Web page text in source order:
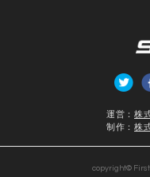
運営：株
制作：株
copyright© First